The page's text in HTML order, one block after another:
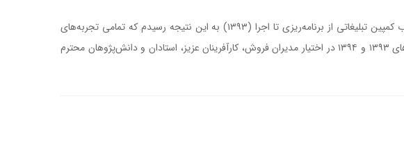
پس از استقبال خوب صاحبان کالا و خدمات، استادان و دانشجویان رشته‌های تبلیغات و بازاریابی از آثار قبلی‌ام، از جمله کتاب کمپین تبلیغاتی از برنامه‌ریزی تا اجرا (۱۳۹۳) به این نتیجه رسیدم که تمامی تجربه‌های
نظری و علمی خود در فروشندگی را در کتابی با نام فروش ضمانتی همراه با دو کمپین فروش ضمانتی نوشته شده در سال‌های ۱۳۹۳ و ۱۳۹۴ در اختیار مدیران فروش، کارآفرینان عزیز، استادان و دانش‌پژوهان محترم